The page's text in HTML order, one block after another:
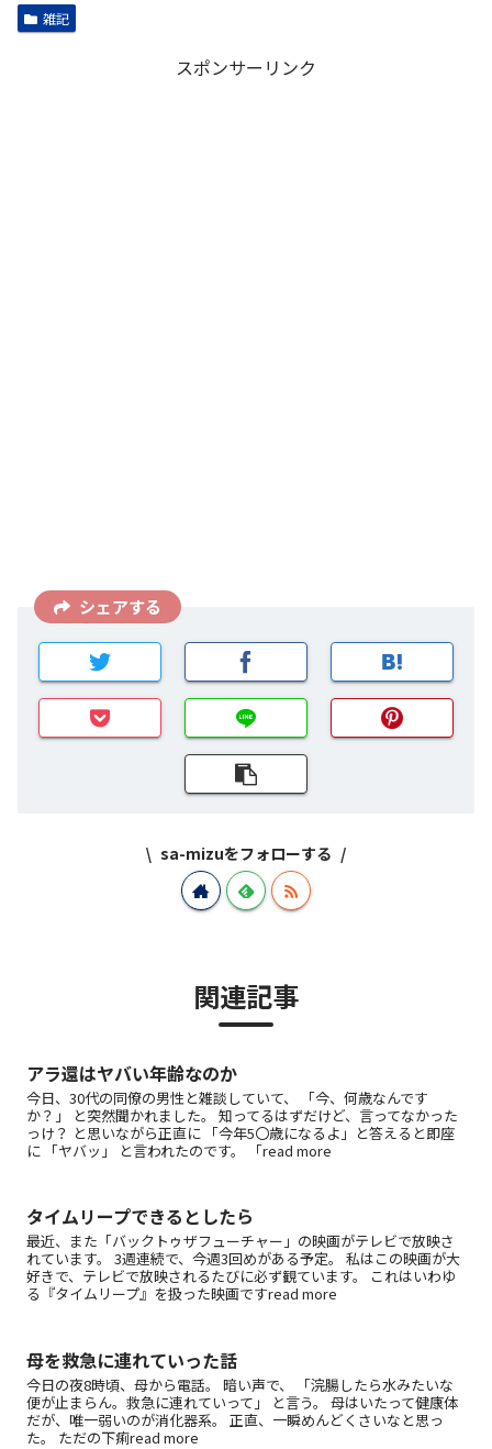
雑記
スポンサーリンク
シェアする
sa-mizuをフォローする
関連記事
アラ還はヤバい年齢なのか
今日、30代の同僚の男性と雑談していて、 「今、何歳なんです
か？」 と突然聞かれました。 知ってるはずだけど、言ってなかった
っけ？ と思いながら正直に 「今年5〇歳になるよ」と答えると即座
に 「ヤバッ」 と言われたのです。 「read more
タイムリープできるとしたら
最近、また「バックトゥザフューチャー」の映画がテレビで放映さ
れています。 3週連続で、今週3回めがある予定。 私はこの映画が大
好きで、テレビで放映されるたびに必ず観ています。 これはいわゆ
る『タイムリープ』を扱った映画ですread more
母を救急に連れていった話
今日の夜8時頃、母から電話。 暗い声で、 「浣腸したら水みたいな
便が止まらん。救急に連れていって」 と言う。 母はいたって健康体
だが、唯一弱いのが消化器系。 正直、一瞬めんどくさいなと思っ
た。 ただの下痢read more